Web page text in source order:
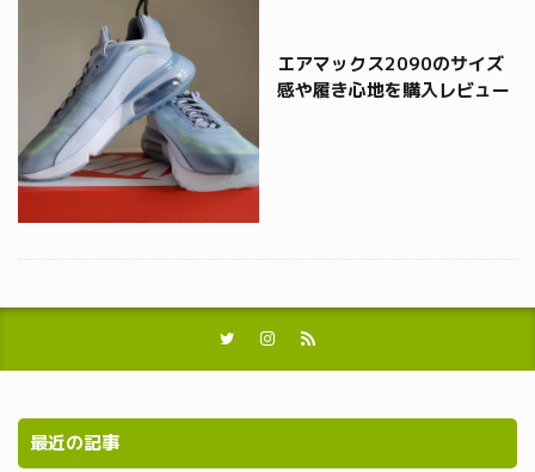
エアマックス2090のサイズ
感や履き心地を購入レビュー
最近の記事